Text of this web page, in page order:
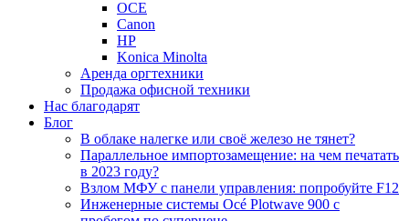
OCE
Canon
HP
Konica Minolta
Аренда оргтехники
Продажа офисной техники
Нас благодарят
Блог
В облаке налегке или своё железо не тянет?
Параллельное импортозамещение: на чем печатать
в 2023 году?
Взлом МФУ с панели управления: попробуйте F12
Инженерные системы Océ Plotwave 900 с